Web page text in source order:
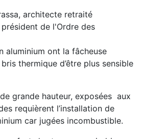
architecte retraité
de l'Ordre des
aluminium ont la fâcheuse
thermique d’être plus sensible
grande hauteur, exposées aux
requièrent l’installation de
car jugées incombustible.